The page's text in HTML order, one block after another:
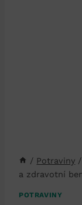
/ Potraviny /
a zdravotní
POTRAVINY